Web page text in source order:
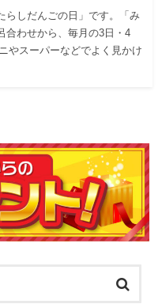
らしだんごの日」です。「み
合わせから、毎月の3日・4
やスーパーなどでよく見かけ